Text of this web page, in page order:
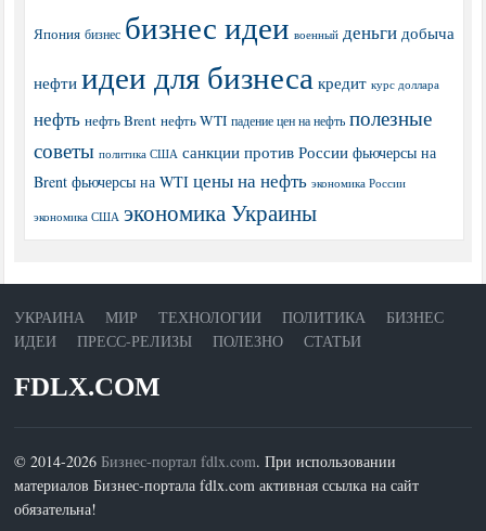
Япония бизнес бизнес идеи военный деньги добыча
нефти идеи для бизнеса кредит курс доллара
нефть нефть Brent нефть WTI падение цен на нефть полезные
советы политика США санкции против России фьючерсы на
Brent фьючерсы на WTI цены на нефть экономика России
экономика США экономика Украины
УКРАИНА МИР ТЕХНОЛОГИИ ПОЛИТИКА
БИЗНЕС
ИДЕИ
ПРЕСС-РЕЛИЗЫ ПОЛЕЗНО СТАТЬИ
FDLX.COM
© 2014-2026Бизнес-портал fdlx.com. При использовании
материалов Бизнес-портала fdlx.com активная ссылка на сайт
обязательна!